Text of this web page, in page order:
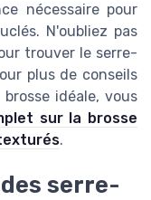
nécessaire pour
N'oubliez pas
trouver le serre-
plus de conseils
idéale, vous
sur la brosse
.
serre-